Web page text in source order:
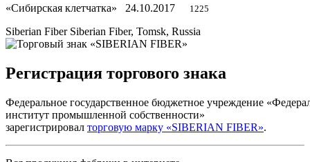
«Сибирская клетчатка» 24.10.2017 1225
Siberian Fiber Siberian Fiber, Tomsk, Russia
Регистрация торгового знака
Федеральное государственное бюджетное учреждение
институт промышленной собственности»
зарегистрировал торговую марку «SIBERIAN FIBER».